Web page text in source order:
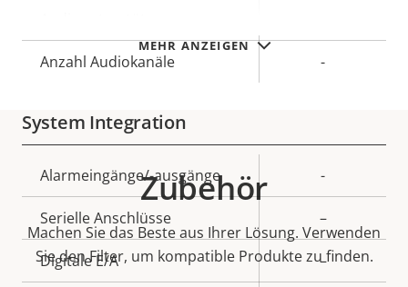
MEHR ANZEIGEN
Anzahl Audiokanäle -
System Integration
Eigentumsbeschreibung Eigentumswert
Alarmeingänge/-ausgänge -
Serielle Anschlüsse –
Digitale E/A –
Zubehör
Machen Sie das Beste aus Ihrer Lösung. Verwenden
Sie den Filter, um kompatible Produkte zu finden.